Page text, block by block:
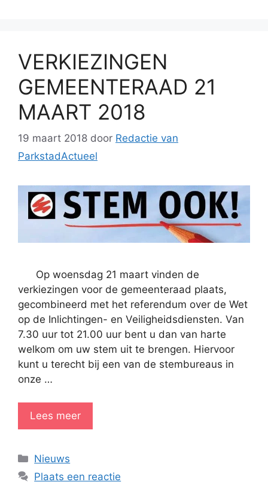
VERKIEZINGEN
GEMEENTERAAD 21
MAART 2018
19 maart 2018 door Redactie van
ParkstadActueel
Op woensdag 21 maart vinden de
verkiezingen voor de gemeenteraad plaats,
gecombineerd met het referendum over de Wet
op de Inlichtingen- en Veiligheidsdiensten. Van
7.30 uur tot 21.00 uur bent u dan van harte
welkom om uw stem uit te brengen. Hiervoor
kunt u terecht bij een van de stembureaus in
onze …
Lees meer
Categorieën
Nieuws
Plaats een reactie